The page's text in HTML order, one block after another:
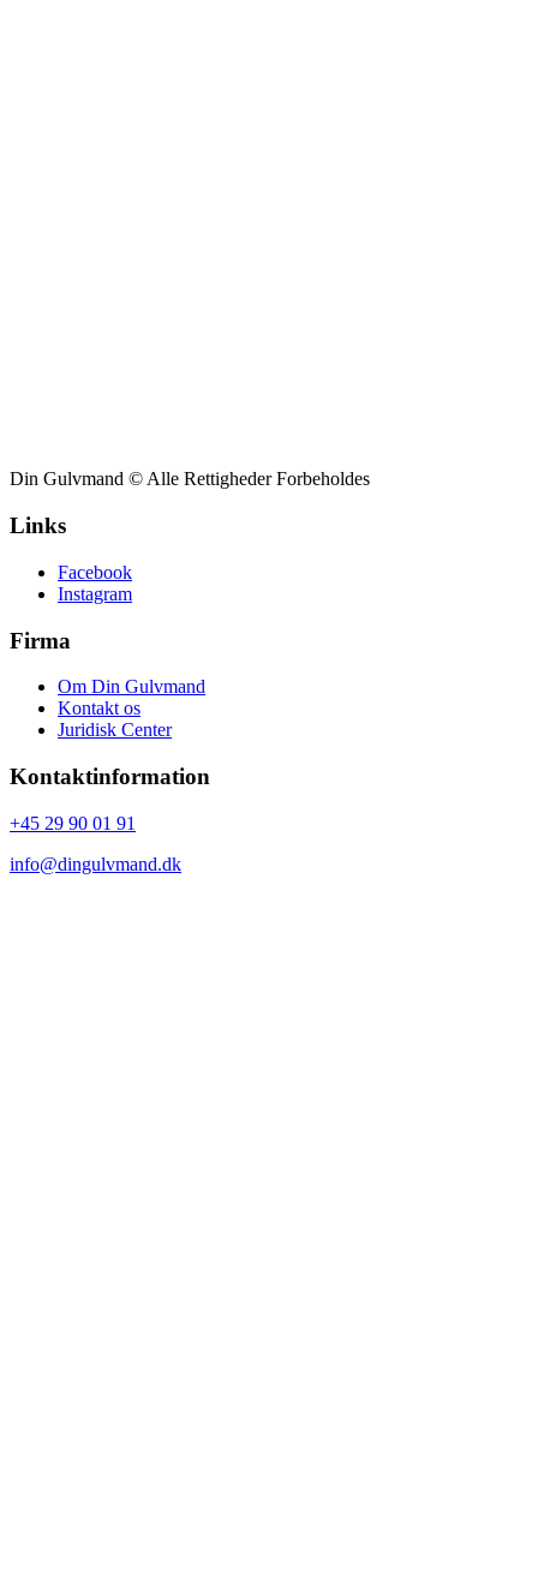
Din Gulvmand © Alle Rettigheder Forbeholdes
Links
Facebook
Instagram
Firma
Om Din Gulvmand
Kontakt os
Juridisk Center
Kontaktinformation
+45 29 90 01 91
info@dingulvmand.dk